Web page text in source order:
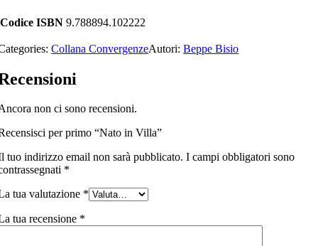
Codice ISBN 9.788894.102222
Collana ConvergenzeAutori:Beppe Bisio
non ci sono recensioni.
per primo “Nato in Villa”
tuo indirizzo email non sarà pubblicato. I campi obbligatori sono
*
tua valutazione *
tua recensione *